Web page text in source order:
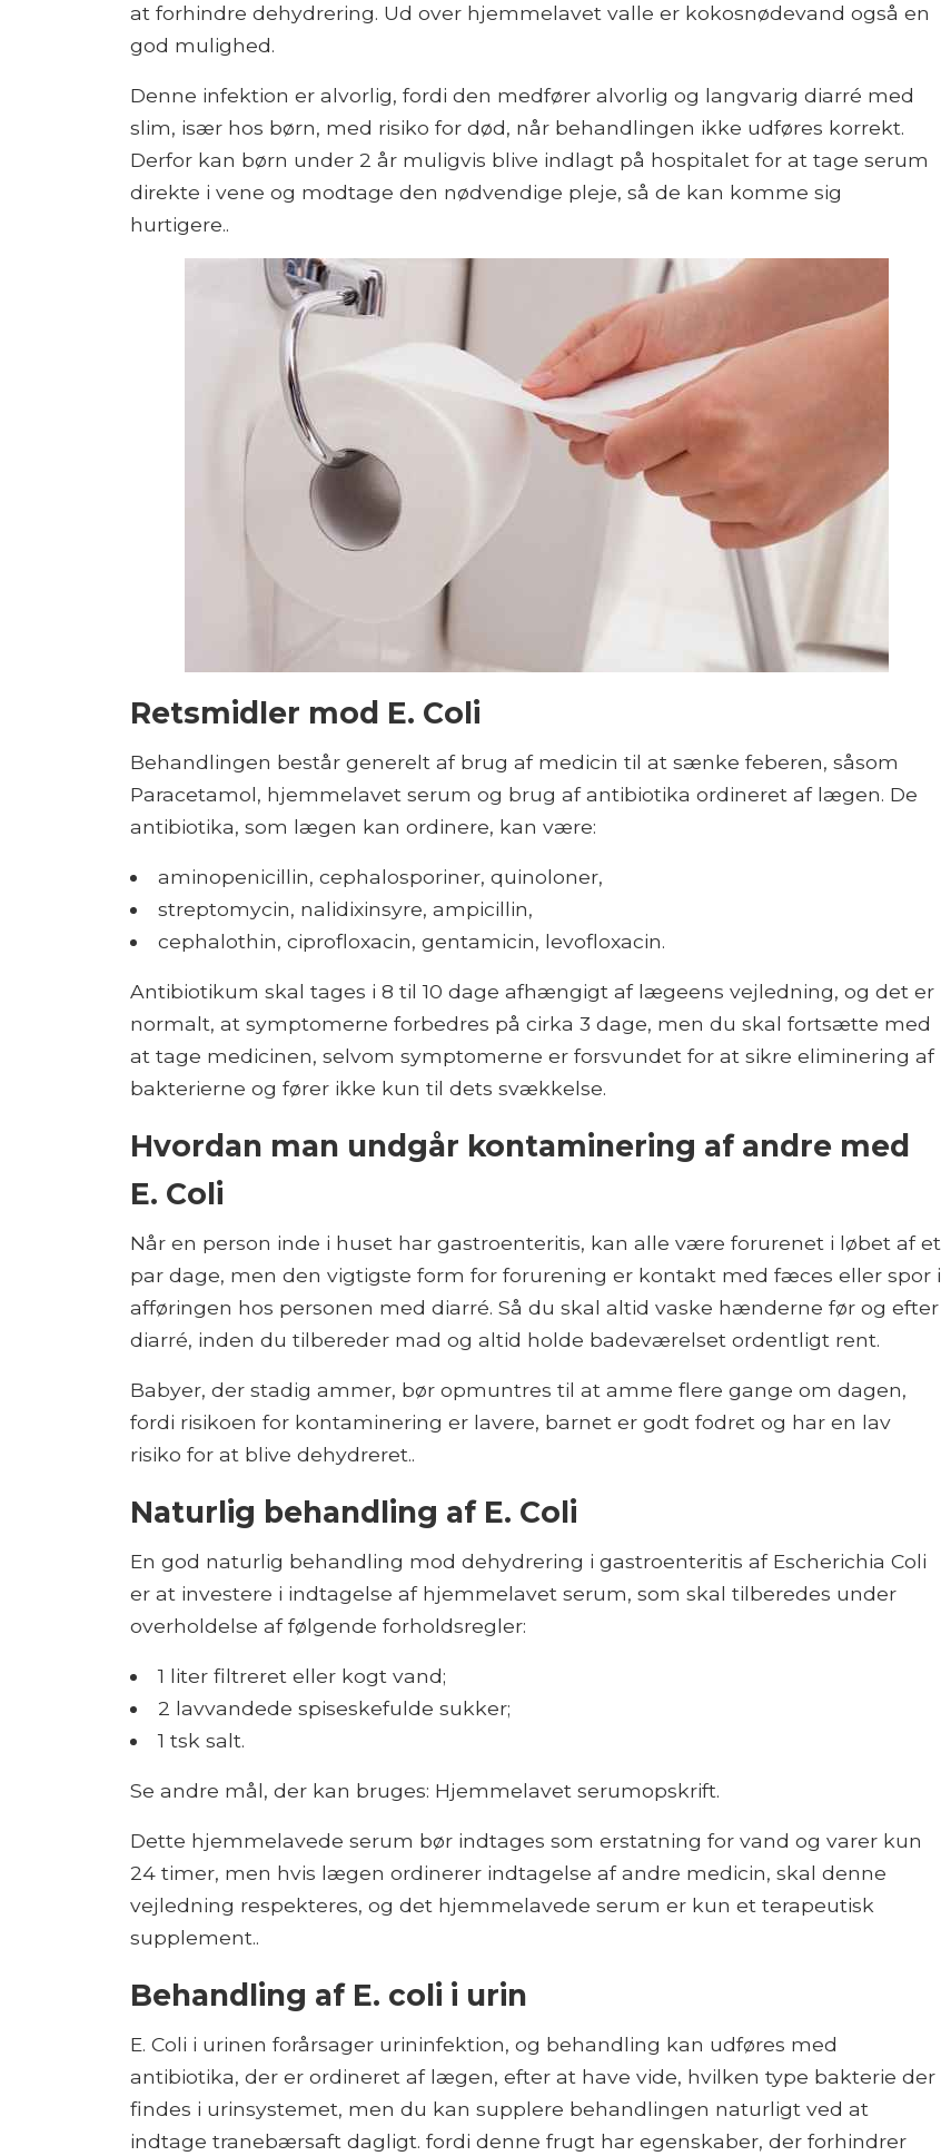
at forhindre dehydrering. Ud over hjemmelavet valle er kokosnødevand også en
god mulighed.
Denne infektion er alvorlig, fordi den medfører alvorlig og langvarig diarré med
slim, især hos børn, med risiko for død, når behandlingen ikke udføres korrekt.
Derfor kan børn under 2 år muligvis blive indlagt på hospitalet for at tage serum
direkte i vene og modtage den nødvendige pleje, så de kan komme sig
hurtigere..
Retsmidler mod E. Coli
Behandlingen består generelt af brug af medicin til at sænke feberen, såsom
Paracetamol, hjemmelavet serum og brug af antibiotika ordineret af lægen. De
antibiotika, som lægen kan ordinere, kan være:
aminopenicillin, cephalosporiner, quinoloner,
streptomycin, nalidixinsyre, ampicillin,
cephalothin, ciprofloxacin, gentamicin, levofloxacin.
Antibiotikum skal tages i 8 til 10 dage afhængigt af lægeens vejledning, og det er
normalt, at symptomerne forbedres på cirka 3 dage, men du skal fortsætte med
at tage medicinen, selvom symptomerne er forsvundet for at sikre eliminering af
bakterierne og fører ikke kun til dets svækkelse.
Hvordan man undgår kontaminering af andre med
E. Coli
Når en person inde i huset har gastroenteritis, kan alle være forurenet i løbet af et
par dage, men den vigtigste form for forurening er kontakt med fæces eller spor i
afføringen hos personen med diarré. Så du skal altid vaske hænderne før og efter
diarré, inden du tilbereder mad og altid holde badeværelset ordentligt rent.
Babyer, der stadig ammer, bør opmuntres til at amme flere gange om dagen,
fordi risikoen for kontaminering er lavere, barnet er godt fodret og har en lav
risiko for at blive dehydreret..
Naturlig behandling af E. Coli
En god naturlig behandling mod dehydrering i gastroenteritis af Escherichia Coli
er at investere i indtagelse af hjemmelavet serum, som skal tilberedes under
overholdelse af følgende forholdsregler:
1 liter filtreret eller kogt vand;
2 lavvandede spiseskefulde sukker;
1 tsk salt.
Se andre mål, der kan bruges: Hjemmelavet serumopskrift.
Dette hjemmelavede serum bør indtages som erstatning for vand og varer kun
24 timer, men hvis lægen ordinerer indtagelse af andre medicin, skal denne
vejledning respekteres, og det hjemmelavede serum er kun et terapeutisk
supplement..
Behandling af E. coli i urin
E. Coli i urinen forårsager urininfektion, og behandling kan udføres med
antibiotika, der er ordineret af lægen, efter at have vide, hvilken type bakterie der
findes i urinsystemet, men du kan supplere behandlingen naturligt ved at
indtage tranebærsaft dagligt. fordi denne frugt har egenskaber, der forhindrer